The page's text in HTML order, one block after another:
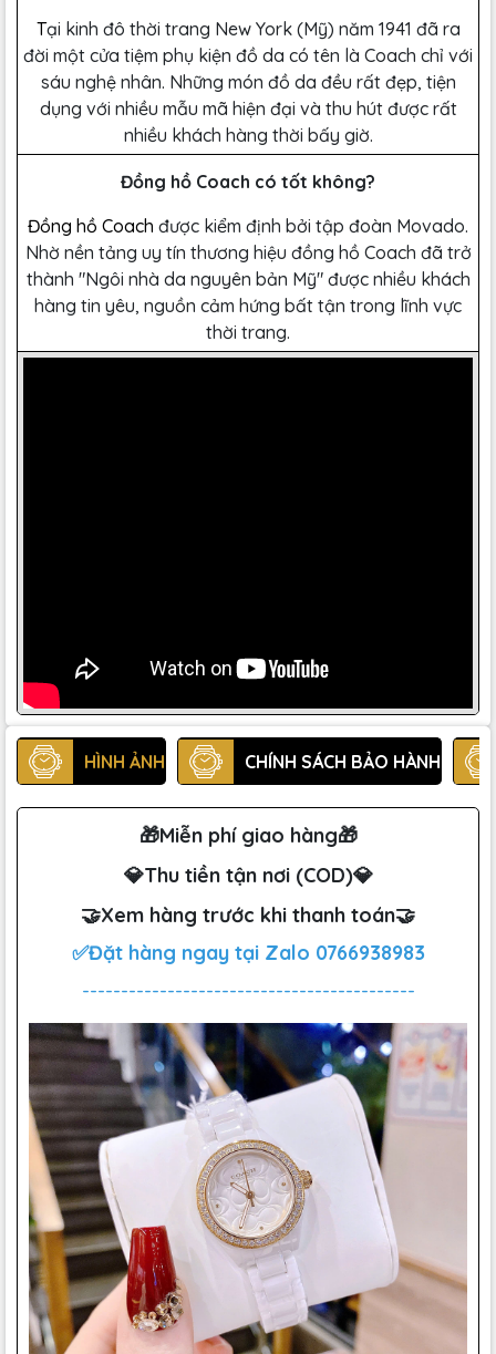
Tại kinh đô thời trang New York (Mỹ) năm 1941 đã ra
đời một cửa tiệm phụ kiện đồ da có tên là Coach chỉ với
sáu nghệ nhân. Những món đồ da đều rất đẹp, tiện
dụng với nhiều mẫu mã hiện đại và thu hút được rất
nhiều khách hàng thời bấy giờ.
Đồng hồ Coach có tốt không?
Đồng hồ Coach được kiểm định bởi tập đoàn Movado.
Nhờ nền tảng uy tín thương hiệu đồng hồ Coach đã trở
thành "Ngôi nhà da nguyên bản Mỹ" được nhiều khách
hàng tin yêu, nguồn cảm hứng bất tận trong lĩnh vực
thời trang.
HÌNH ẢNH CHÍNH SÁCH BẢO HÀNH
🎁Miễn phí giao hàng🎁
💎Thu tiền tận nơi (COD)💎
🤝Xem hàng trước khi thanh toán🤝
✅Đặt hàng ngay tại Zalo 0766938983
-------------------------------------------